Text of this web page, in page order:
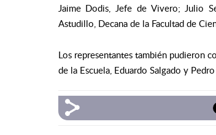
Jaime Dodis, Jefe de Vivero; Julio
Astudillo, Decana de la Facultad de
Los representantes también pudieron
de la Escuela, Eduardo Salgado y